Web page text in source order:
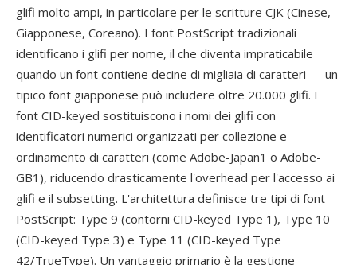
glifi molto ampi, in particolare per le scritture CJK (Cinese,
Giapponese, Coreano). I font PostScript tradizionali
identificano i glifi per nome, il che diventa impraticabile
quando un font contiene decine di migliaia di caratteri — un
tipico font giapponese può includere oltre 20.000 glifi. I
font CID-keyed sostituiscono i nomi dei glifi con
identificatori numerici organizzati per collezione e
ordinamento di caratteri (come Adobe-Japan1 o Adobe-
GB1), riducendo drasticamente l'overhead per l'accesso ai
glifi e il subsetting. L'architettura definisce tre tipi di font
PostScript: Type 9 (contorni CID-keyed Type 1), Type 10
(CID-keyed Type 3) e Type 11 (CID-keyed Type
42/TrueType). Un vantaggio primario è la gestione